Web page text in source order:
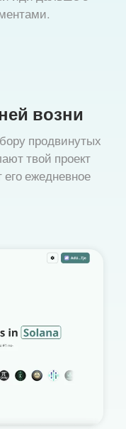
возни
продвинутых
твой проект
его ежедневное